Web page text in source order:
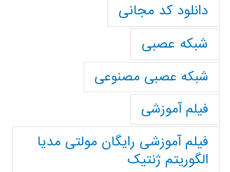
دانلود کد مجانی
شبکه عصبی
شبکه عصبی مصنوعی
فیلم آموزشی
فیلم آموزشی رایگان مولتی مدیا
الگوریتم ژنتیک